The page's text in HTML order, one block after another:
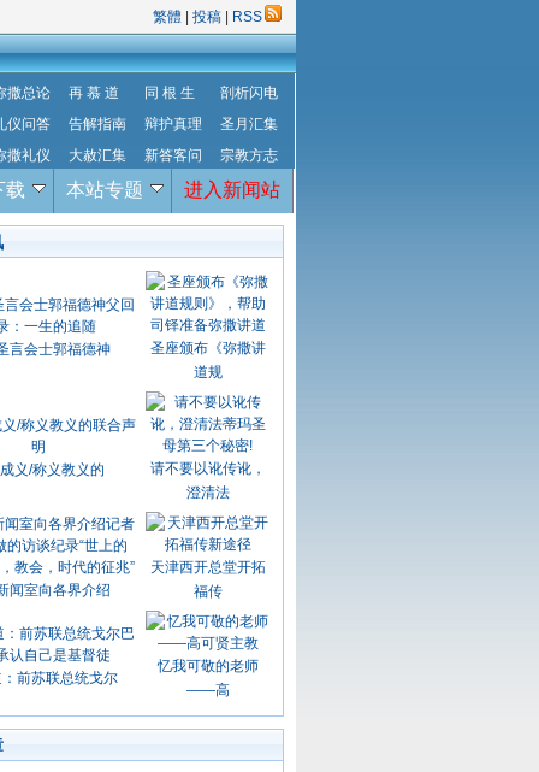
繁體 投稿 RSS
撒总论 再 慕 道 同 根 生
剖析闪电
仪问答
告解指南 辩护真理
圣月汇集
撒礼仪
大赦汇集 新答客问 宗教方志
载 本站专题 进入新闻站
言会士郭福德神
圣座颁布《弥撒讲
道规
义/称义教义的
请不要以讹传讹，
澄清法
闻室向各界介绍
天津西开总堂开拓
福传
前苏联总统戈尔
忆我可敬的老师
——高